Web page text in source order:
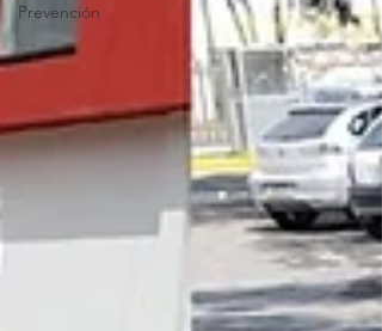
Prevención